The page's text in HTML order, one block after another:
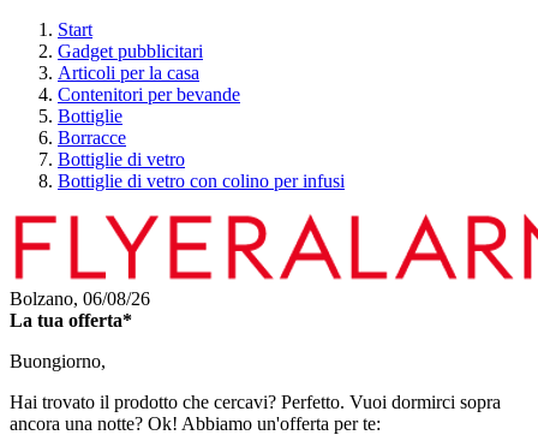
Start
Gadget pubblicitari
Articoli per la casa
Contenitori per bevande
Bottiglie
Borracce
Bottiglie di vetro
Bottiglie di vetro con colino per infusi
Bolzano, 06/08/26
La tua offerta*
Buongiorno,
Hai trovato il prodotto che cercavi? Perfetto. Vuoi dormirci sopra
ancora una notte? Ok! Abbiamo un'offerta per te: